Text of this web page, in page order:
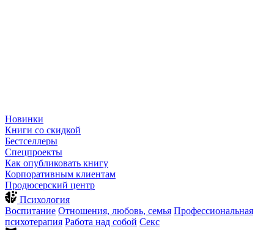
Новинки
Книги со скидкой
Бестселлеры
Спецпроекты
Как опубликовать книгу
Корпоративным клиентам
Продюсерский центр
Психология
Воспитание Отношения, любовь, семья Профессиональная
психотерапия Работа над собой Секс